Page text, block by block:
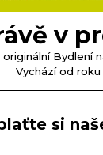
v
originální Bydlení
Vychází od roku
si